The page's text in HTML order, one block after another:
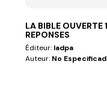
LA BIBLE OUVERTE
REPONSES
Éditeur: Iadpa
Auteur: No